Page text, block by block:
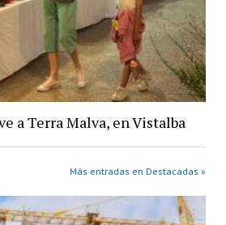
a Terra Malva, en Vistalba
Más entradas en Destacadas »